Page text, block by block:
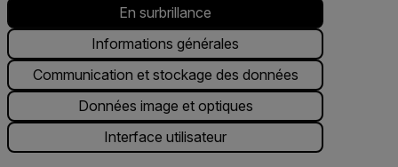
En surbrillance
Informations générales
Communication et stockage des données
Données image et optiques
Interface utilisateur